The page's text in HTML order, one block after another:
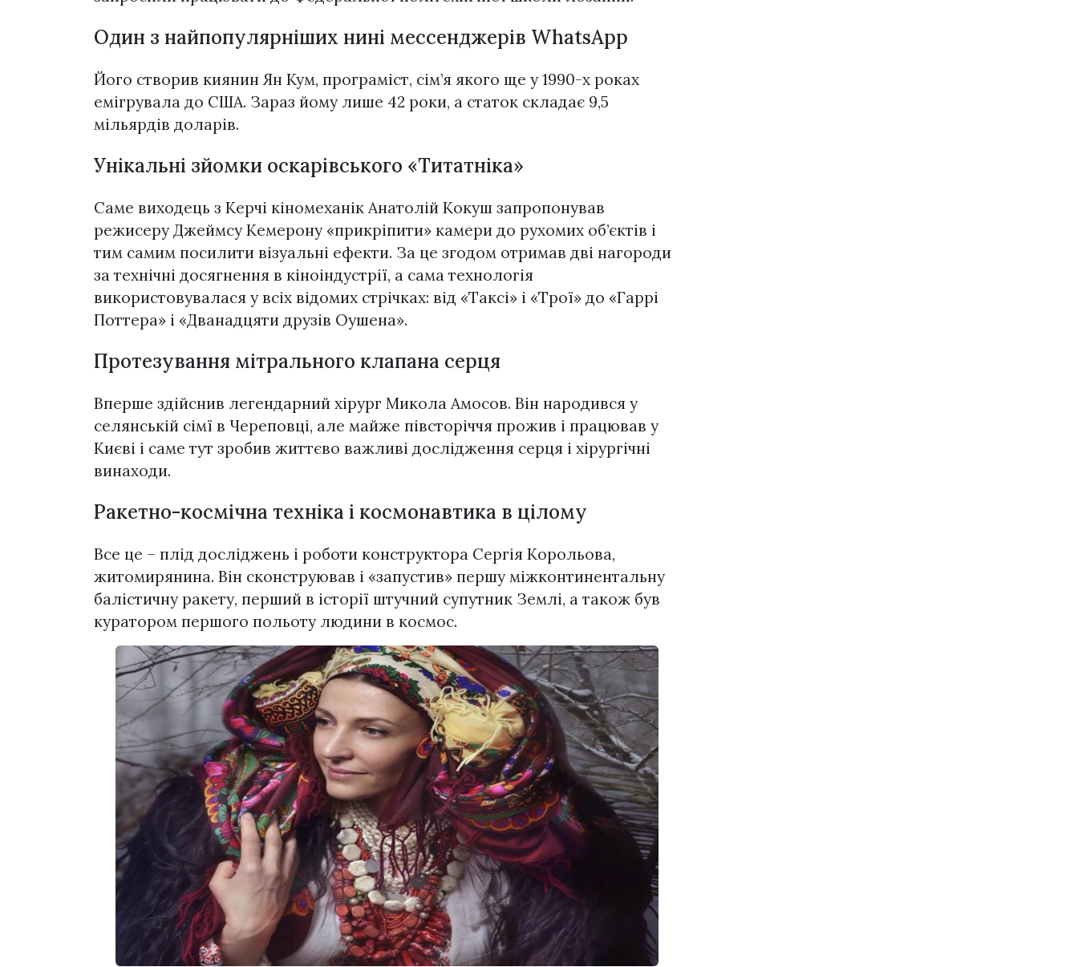
Один з найпопулярніших нині мессенджерів WhatsApp
Його створив киянин Ян Кум, програміст, сім’я якого ще у 1990-х роках
емігрувала до США. Зараз йому лише 42 роки, а статок складає 9,5
мільярдів доларів.
Унікальні зйомки оскарівського «Титатніка»
Саме виходець з Керчі кіномеханік Анатолій Кокуш запропонував
режисеру Джеймсу Кемерону «прикріпити» камери до рухомих об’єктів і
тим самим посилити візуальні ефекти. За це згодом отримав дві нагороди
за технічні досягнення в кіноіндустрії, а сама технологія
використовувалася у всіх відомих стрічках: від «Таксі» і «Трої» до «Гаррі
Поттера» і «Дванадцяти друзів Оушена».
Протезування мітрального клапана серця
Вперше здійснив легендарний хірург Микола Амосов. Він народився у
селянській сімї в Череповці, але майже півсторіччя прожив і працював у
Києві і саме тут зробив життєво важливі дослідження серця і хірургічні
винаходи.
Ракетно-космічна техніка і космонавтика в цілому
Все це – плід досліджень і роботи конструктора Сергія Корольова,
житомирянина. Він сконструював і «запустив» першу міжконтинентальну
балістичну ракету, перший в історії штучний супутник Землі, а також був
куратором першого польоту людини в космос.